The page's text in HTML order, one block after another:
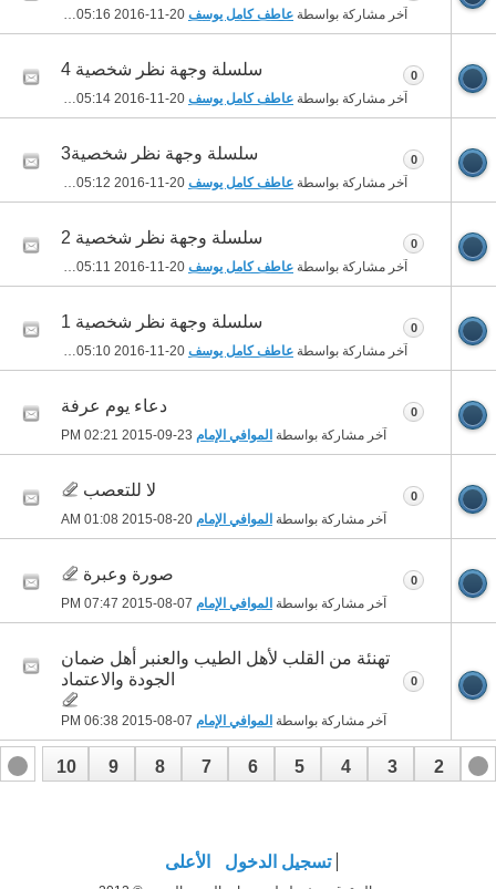
آخر مشاركة بواسطة عاطف كامل يوسف 05:16 PM
سلسلة وجهة نظر شخصية 4
آخر مشاركة بواسطة عاطف كامل يوسف 05:14 PM
0
سلسلة وجهة نظر شخصية3
آخر مشاركة بواسطة عاطف كامل يوسف 05:12 PM
0
سلسلة وجهة نظر شخصية 2
آخر مشاركة بواسطة عاطف كامل يوسف 05:11 PM
0
سلسلة وجهة نظر شخصية 1
آخر مشاركة بواسطة عاطف كامل يوسف 05:10 PM
0
دعاء يوم عرفة
آخر مشاركة بواسطة الموافي الإمام 02:21 PM
0
لا للتعصب
آخر مشاركة بواسطة الموافي الإمام 01:08 AM
0
صورة وعبرة
آخر مشاركة بواسطة الموافي الإمام 07:47 PM
0
تهنئة من القلب لأهل الطيب والعنبر أهل ضمان
الجودة والاعتماد
آخر مشاركة بواسطة الموافي الإمام 06:38 PM
0
1
2
3
4
5
6
7
8
9
10
تسجيل الدخول الأعلى